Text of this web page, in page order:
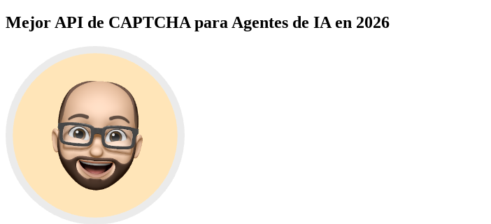
Mejor API de CAPTCHA para Agentes de IA en 2026